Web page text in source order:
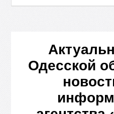
Одесской